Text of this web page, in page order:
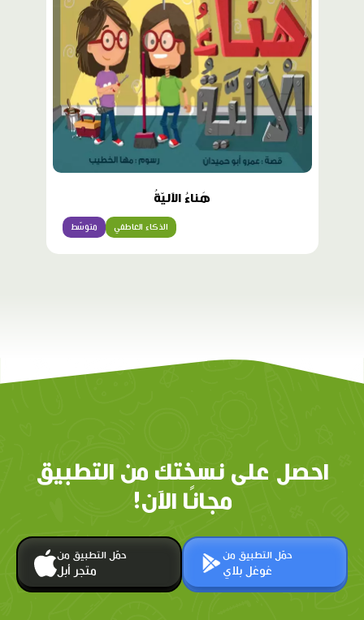
هَناءُ الآليّةُ
متوسّط الذكاء العاطفي
احصل على نسختك من التطبيق
مجانًا الآن!
حمّل التطبيق من
متجر أبل
حمّل التطبيق من
غوغل بلاي